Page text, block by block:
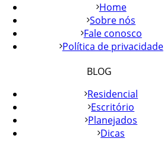
Home
Sobre nós
Fale conosco
Política de privacidade
BLOG
Residencial
Escritório
Planejados
Dicas